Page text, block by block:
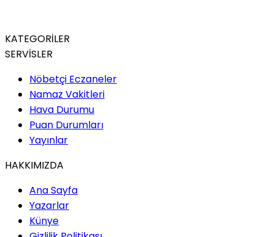
KATEGORİLER
SERVİSLER
Nöbetçi Eczaneler
Namaz Vakitleri
Hava Durumu
Puan Durumları
Yayınlar
HAKKIMIZDA
Ana Sayfa
Yazarlar
Künye